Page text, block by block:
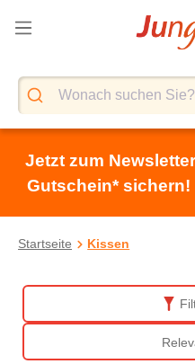
springen
Jetzt zum
Gutschein* sichern! |
Startseite Kissen